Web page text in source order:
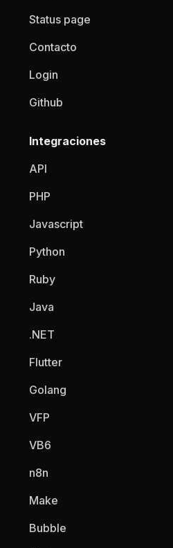
Status page
Contacto
Login
Github
Integraciones
API
PHP
Javascript
Python
Ruby
Java
.NET
Flutter
Golang
VFP
VB6
n8n
Make
Bubble